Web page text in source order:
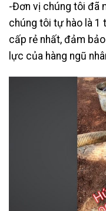
-Đơn vị chúng tôi đã
chúng tôi tự hào là 1
cấp rẻ nhất, đảm
lực của hàng ngũ